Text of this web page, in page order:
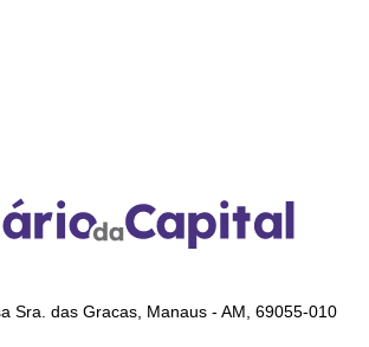
Sra. das Gracas, Manaus - AM, 69055-010